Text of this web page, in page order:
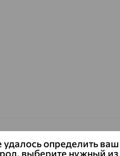
удалось определить ваш
выберите нужный из